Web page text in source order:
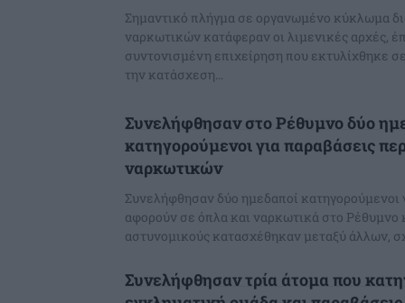
Σημαντικό πλήγμα σε οργανωμένο κύκλωμα
ναρκωτικών κατάφεραν οι λιμενικές αρχές,
συντονισμένη επιχείρηση που εκτυλίχθηκε
την κατάσχεση...
Συνελήφθησαν στο Ρέθυμνο δύο
κατηγορούμενοι για παραβάσεις
ναρκωτικών
Συνελήφθησαν δύο ημεδαποί κατηγορούμενοι
αφορούν σε όπλα και ναρκωτικά στο Ρέθυμνο
αστυνομικούς κατασχέθηκαν μεταξύ άλλων,
Συνελήφθησαν τρία άτομα που